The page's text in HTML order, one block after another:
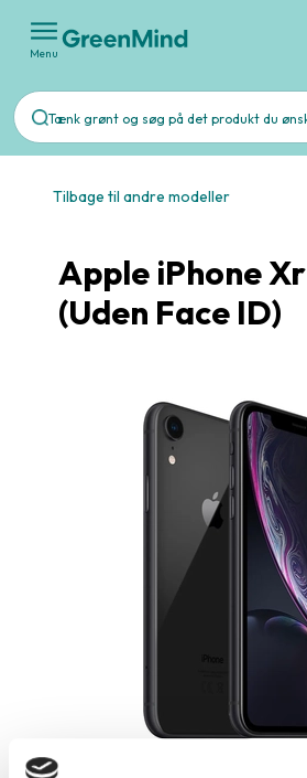
Menu
Tilbage til andre modeller
Apple iPhone Xr
(Uden Face ID)